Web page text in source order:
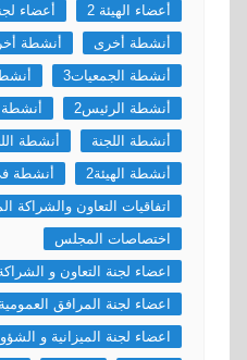
أعضاء الهيئة 2
أعضاء
أنشطة أخرى
أنشطة
أنشطة الجمعيات3
أنشطة الرئيس2
أنشطة
أنشطة اللجنة
أنشطة
أنشطة الهيئة2
أنشطة
اتفاقيات التعاون
اختصاصات المجلس
اعضاء لجنة التعاون و
اعضاء لجنة المرافق
اعضاء لجنة الميزانية و